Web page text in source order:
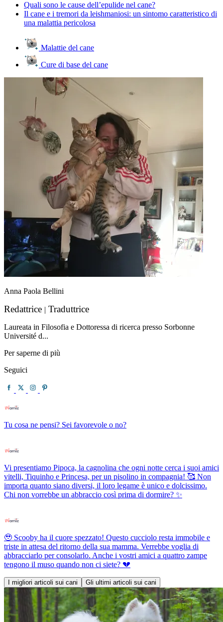
Quali sono le cause dell’epulide nel cane?
Il cane e i tremori da leishmaniosi: un sintomo caratteristico di
una malattia pericolosa
Malattie del cane
Cure di base del cane
Anna Paola Bellini
Redattrice | Traduttrice
Laureata in Filosofia e Dottoressa di ricerca presso Sorbonne
Université d...
Per saperne di più
Seguici
Tu cosa ne pensi? Sei favorevole o no?
Vi presentiamo Pipoca, la cagnolina che ogni notte cerca i suoi amici
vitelli, Tiquinho e Princesa, per un pisolino in compagnia! 🥰 Non
importa quanto siano diversi, il loro legame è unico e dolcissimo.
Chi non vorrebbe un abbraccio così prima di dormire? ✨
🥹 Scooby ha il cuore spezzato! Questo cucciolo resta immobile e
triste in attesa del ritorno della sua mamma. Verrebbe voglia di
abbracciarlo per consolarlo. Anche i vostri amici a quattro zampe
tengono il muso quando non ci siete? 💔
I migliori articoli sui cani Gli ultimi articoli sui cani